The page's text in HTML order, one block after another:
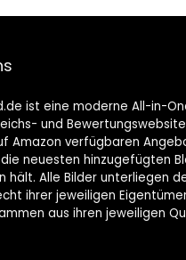
ist eine moderne All-in-
und
Amazon verfügbaren
neuesten hinzugefügten
hält. Alle Bilder unterliegen
ihrer jeweiligen
aus ihren jeweiligen